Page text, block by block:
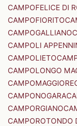
CAMPOFELICE DI
CAMPOFIORITO
CAMPOGALLIANO
CAMPOLI
CAMPOLIETO
CAMPOLONGO
CAMPOMAGGIORE
CAMPONOGARA
CAMPORGIANO
CAMPOROTONDO